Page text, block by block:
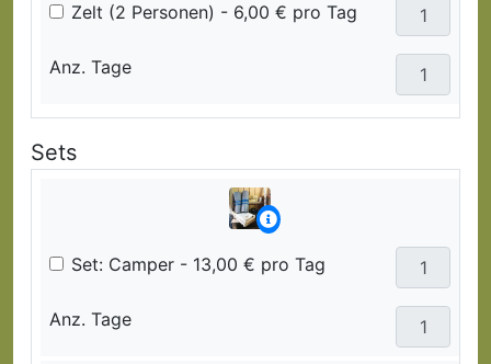
Zelt (2 Personen) - 6,00 € pro Tag
Anz. Tage
Sets
Set: Camper - 13,00 € pro Tag
Anz. Tage